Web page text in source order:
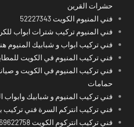
حشرات القرين
فني المنيوم الكويت 52227343
فني المنيوم تركيب شترات ابواب
فني تركيب ابواب و شبابيك المنيوم
فني تركيب المنيوم في الكويت
فني تركيب المنيوم في الكويت و
حمامات
فني تركيب المنيوم و شبابيك وابواب
فني تركيب انتركم السرة فني تركيب
فني تركيب انتركوم الكويت 69622758 فوري